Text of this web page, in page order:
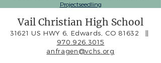
Projectseedling
Vail Christian High School
31621 US HWY 6, Edwards, CO 81632
||
970.926.3015
anfragen@vchs.org